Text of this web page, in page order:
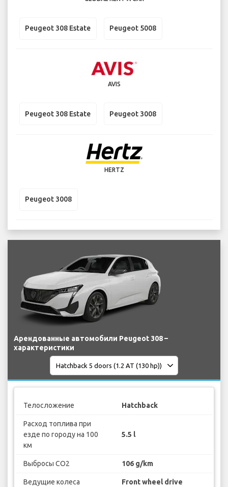
Peugeot 308 Estate Peugeot 5008
AVIS
Peugeot 308 Estate Peugeot 3008
HERTZ
Peugeot 3008
Арендованные автомобили Peugeot 308 –
характеристики
Телосложение Hatchback
Расход топлива при
езде по городу на 100
км
5.5 l
Выбросы CO2 106 g/km
Ведущие колеса Front wheel drive